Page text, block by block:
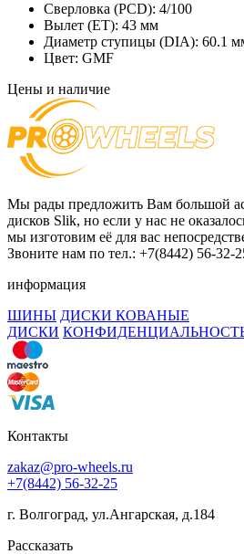
Сверловка (PCD): 4/100
Вылет (ET): 43 мм
Диаметр ступицы (DIA): 60.1
Цвет: GMF
Цены и наличие
Мы рады предложить Вам большой
дисков Slik, но если у нас не
мы изготовим её для вас
Звоните нам по тел.: +7(8442) 56-32-
информация
ШИНЫ ДИСКИ КОВАНЫЕ
ДИСКИ
Контакты
zakaz@pro-wheels.ru
+7(8442) 56-32-25
г. Волгоград, ул.Ангарская, д.184
Рассказать